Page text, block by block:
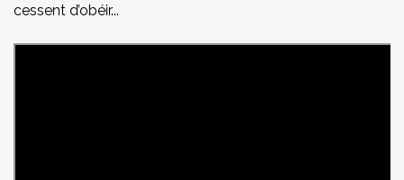
cessent d’obéir...